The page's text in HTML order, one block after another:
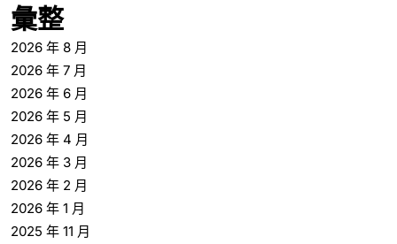
彙整
2026 年 8 月
2026 年 7 月
2026 年 6 月
2026 年 5 月
2026 年 4 月
2026 年 3 月
2026 年 2 月
2026 年 1 月
2025 年 11 月